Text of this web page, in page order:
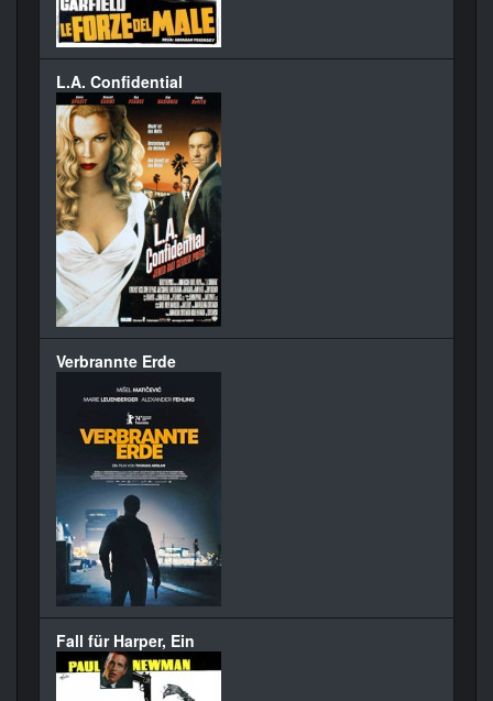
L.A. Confidential
Verbrannte Erde
Fall für Harper, Ein